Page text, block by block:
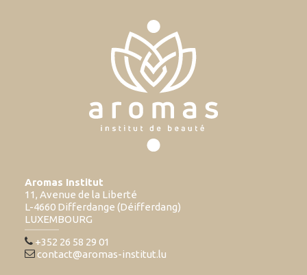
Aromas Institut
11, Avenue de la Liberté
L-4660 Differdange (Déifferdang)
LUXEMBOURG
+352 26 58 29 01
contact@aromas-institut.lu